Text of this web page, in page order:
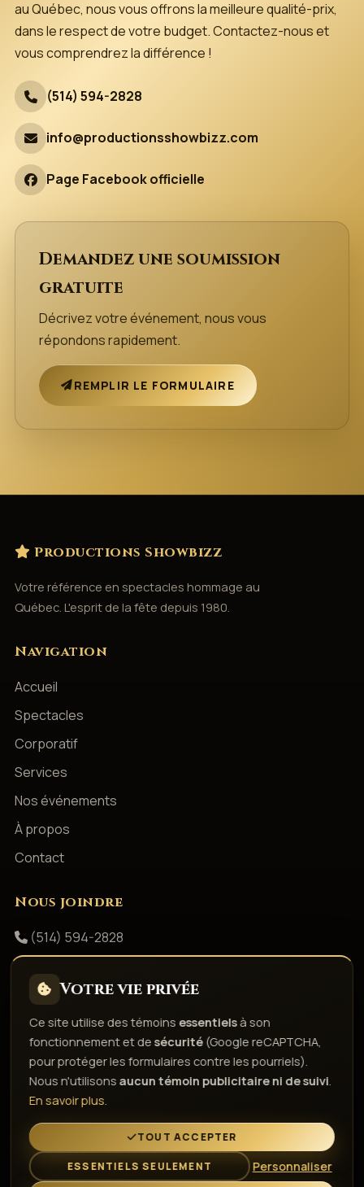
au Québec, nous vous offrons la meilleure qualité-prix,
dans le respect de votre budget. Contactez-nous et
vous comprendrez la différence !
(514) 594-2828
info@productionsshowbizz.com
Page Facebook officielle
Demandez une soumission
gratuite
Décrivez votre événement, nous vous
répondons rapidement.
REMPLIR LE FORMULAIRE
Productions Showbizz
Votre référence en spectacles hommage au
Québec. L'esprit de la fête depuis 1980.
Navigation
Accueil
Spectacles
Corporatif
Services
Nos événements
À propos
Contact
Nous joindre
(514) 594-2828
Facebook
Politique de confidentialité Conditions d'utilisation
Droits d'auteur & responsabilitéPolitique de témoins
L'esprit de la fête depuis 1980
© 2026 Gestion Showbizz Inc. — Tous droits réservés ·
Votre vie privée
Ce site utilise des témoinsessentielsà son
fonctionnement et desécurité (Google reCAPTCHA,
pour protéger les formulaires contre les pourriels).
Nous n'utilisonsaucun témoin publicitaire ni de suivi.
En savoir plus.
TOUT ACCEPTER
ESSENTIELS SEULEMENT Personnaliser